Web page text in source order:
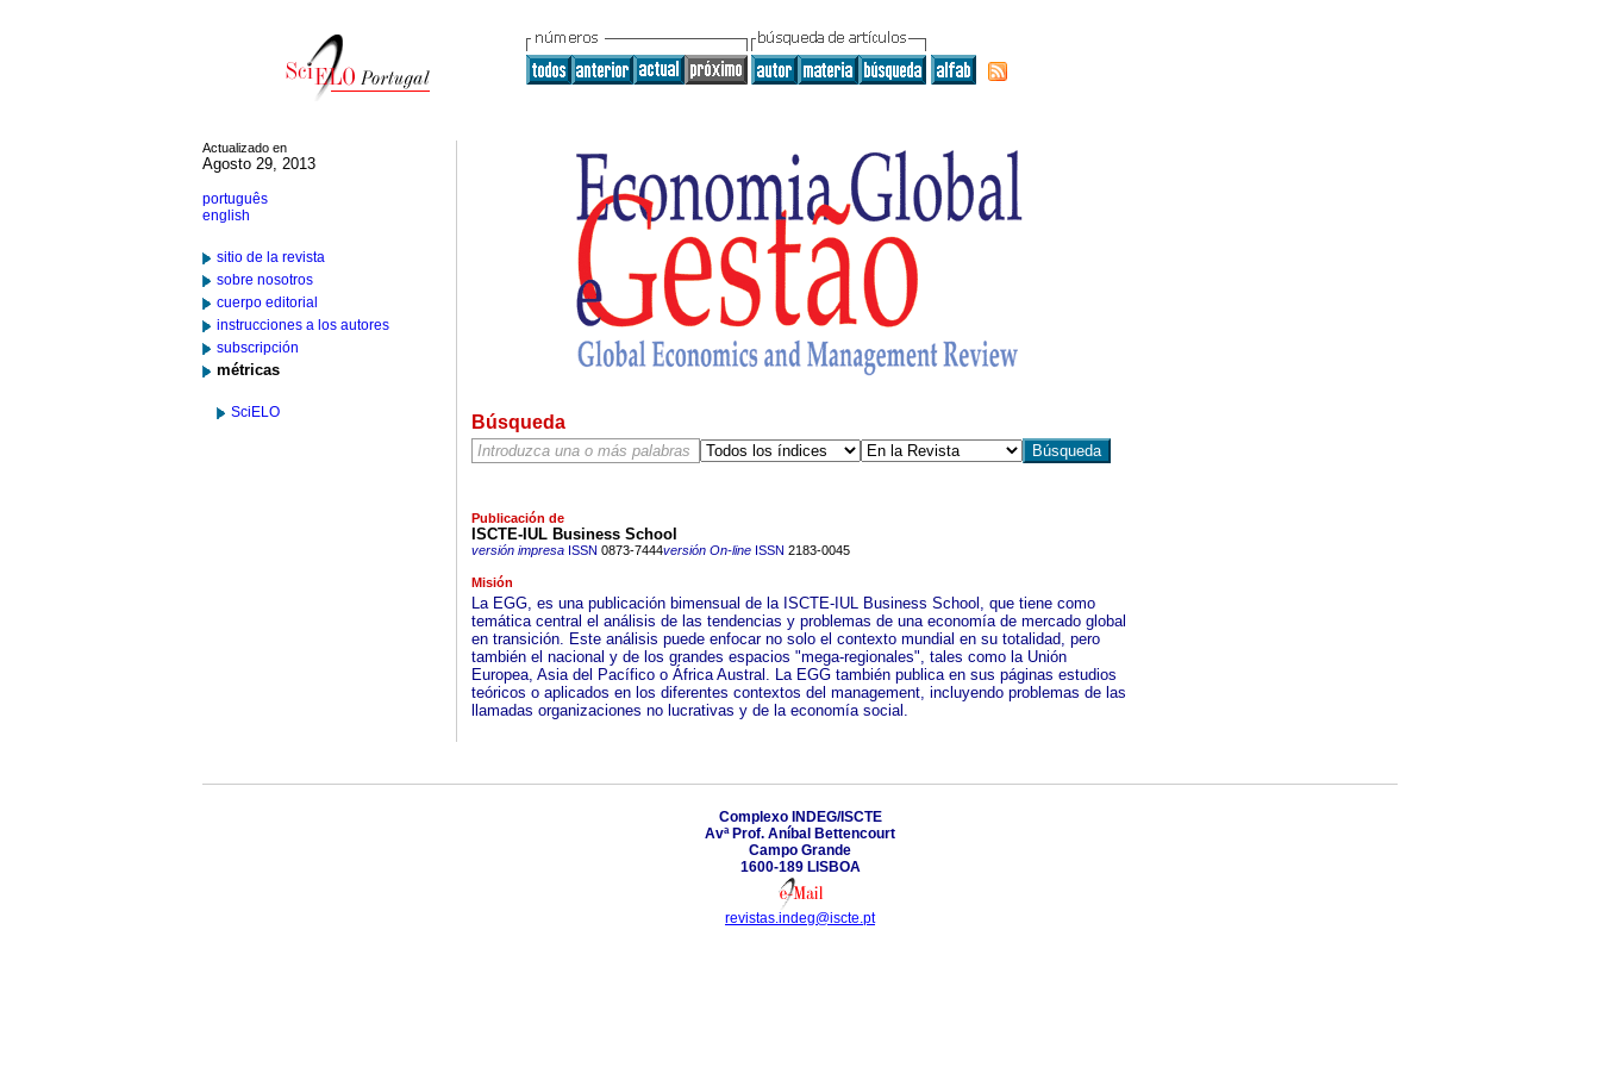
Actualizado en
Agosto 29, 2013
português
english
sitio de la revista
sobre nosotros
cuerpo editorial
instrucciones a los autores
subscripción
métricas
SciELO Búsqueda
Publicación de
ISCTE-IUL Business School
versión impresaISSN 0873-7444versión On-lineISSN 2183-0045
Misión
La EGG, es una publicación bimensual de la ISCTE-IUL Business School, que tiene como
temática central el análisis de las tendencias y problemas de una economía de mercado global
en transición. Este análisis puede enfocar no solo el contexto mundial en su totalidad, pero
también el nacional y de los grandes espacios "mega-regionales", tales como la Unión
Europea, Asia del Pacífico o África Austral. La EGG también publica en sus páginas estudios
teóricos o aplicados en los diferentes contextos del management, incluyendo problemas de las
llamadas organizaciones no lucrativas y de la economía social.
Complexo INDEG/ISCTE
Avª Prof. Aníbal Bettencourt
Campo Grande
1600-189 LISBOA
revistas.indeg@iscte.pt